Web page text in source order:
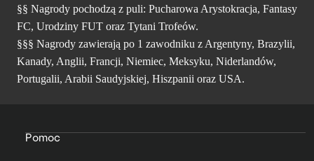
§§ Nagrody pochodzą z puli: Pucharowa Arystokracja, Fantasy
FC, Urodziny FUT oraz Tytani Trofeów.
§§§ Nagrody zawierają po 1 zawodniku z Argentyny, Brazylii,
Kanady, Anglii, Francji, Niemiec, Meksyku, Niderlandów,
Portugalii, Arabii Saudyjskiej, Hiszpanii oraz USA.
Pomoc